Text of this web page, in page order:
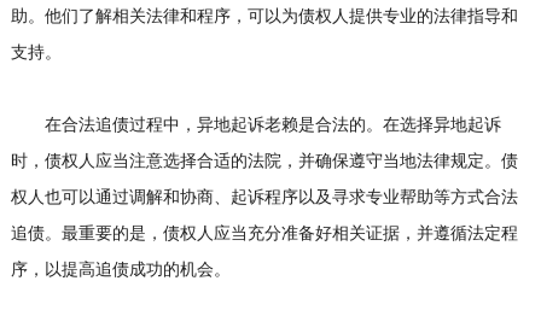
助。他们了解相关法律和程序，可以为债权人提供专业的法律指导和
支持。
在合法追债过程中，异地起诉老赖是合法的。在选择异地起诉
时，债权人应当注意选择合适的法院，并确保遵守当地法律规定。债
权人也可以通过调解和协商、起诉程序以及寻求专业帮助等方式合法
追债。最重要的是，债权人应当充分准备好相关证据，并遵循法定程
序，以提高追债成功的机会。